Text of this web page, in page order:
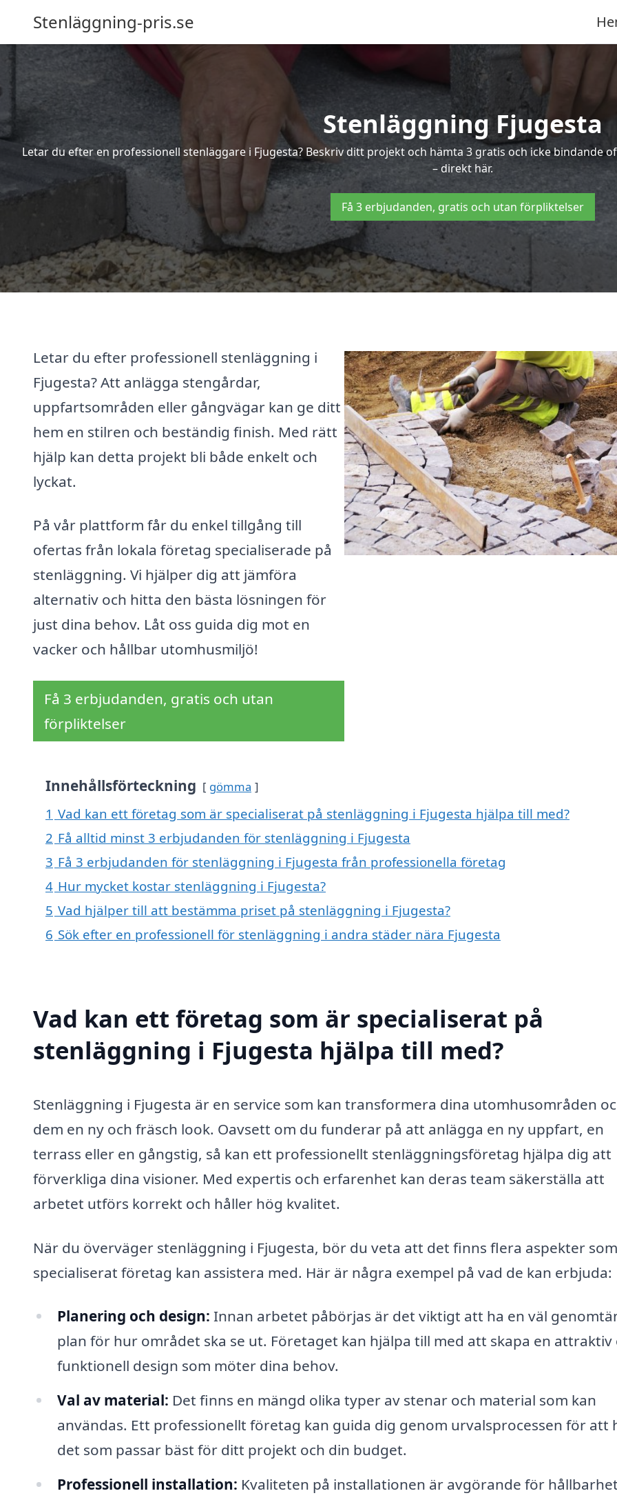
Stenläggning-pris.se
Stenläggning Fjugesta
Letar du efter en professionell stenläggare i Fjugesta? Beskriv ditt projekt och hämta 3 gratis och icke
– direkt här.
Få 3 erbjudanden, gratis och utan förpliktelser
Letar du efter professionell stenläggning i
Fjugesta? Att anlägga stengårdar,
uppfartsområden eller gångvägar kan ge ditt
hem en stilren och beständig finish. Med rätt
hjälp kan detta projekt bli både enkelt och
lyckat.
På vår plattform får du enkel tillgång till
ofertas från lokala företag specialiserade på
stenläggning. Vi hjälper dig att jämföra
alternativ och hitta den bästa lösningen för
just dina behov. Låt oss guida dig mot en
vacker och hållbar utomhusmiljö!
Få 3 erbjudanden, gratis och utan
förpliktelser
Innehållsförteckning gömma
1 Vad kan ett företag som är specialiserat på stenläggning i Fjugesta hjälpa till med?
2 Få alltid minst 3 erbjudanden för stenläggning i Fjugesta
3 Få 3 erbjudanden för stenläggning i Fjugesta från professionella företag
4 Hur mycket kostar stenläggning i Fjugesta?
5 Vad hjälper till att bestämma priset på stenläggning i Fjugesta?
6 Sök efter en professionell för stenläggning i andra städer nära Fjugesta
Vad kan ett företag som är specialiserat på
stenläggning i Fjugesta hjälpa till med?
Stenläggning i Fjugesta är en service som kan transformera dina utomhusområden
dem en ny och fräsch look. Oavsett om du funderar på att anlägga en ny uppfart, en
terrass eller en gångstig, så kan ett professionellt stenläggningsföretag hjälpa dig att
förverkliga dina visioner. Med expertis och erfarenhet kan deras team säkerställa att
arbetet utförs korrekt och håller hög kvalitet.
När du överväger stenläggning i Fjugesta, bör du veta att det finns flera aspekter
specialiserat företag kan assistera med. Här är några exempel på vad de kan erbjuda:
Planering och design: Innan arbetet påbörjas är det viktigt att ha en väl
plan för hur området ska se ut. Företaget kan hjälpa till med att skapa en attraktiv
funktionell design som möter dina behov.
Val av material: Det finns en mängd olika typer av stenar och material som kan
användas. Ett professionellt företag kan guida dig genom urvalsprocessen för att
det som passar bäst för ditt projekt och din budget.
Professionell installation: Kvaliteten på installationen är avgörande för